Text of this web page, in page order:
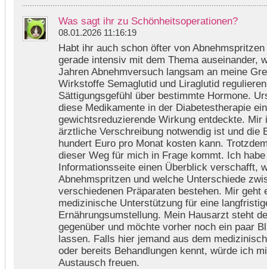
Was sagt ihr zu Schönheitsoperationen?
08.01.2026 11:16:19
Habt ihr auch schon öfter von
gerade intensiv mit dem Thema auseinander,
Jahren Abnehmversuch langsam an meine
Wirkstoffe Semaglutid und Liraglutid
Sättigungsgefühl über bestimmte Hormone.
diese Medikamente in der Diabetestherapie
gewichtsreduzierende Wirkung entdeckte.
ärztliche Verschreibung notwendig ist und die
hundert Euro pro Monat kosten kann.
dieser Weg für mich in Frage kommt. Ich
Informationsseite einen Überblick verschafft,
Abnehmspritzen und welche Unterschiede
verschiedenen Präparaten bestehen. Mir geht
medizinische Unterstützung für eine
Ernährungsumstellung. Mein Hausarzt steht
gegenüber und möchte vorher noch ein paar
lassen. Falls hier jemand aus dem
oder bereits Behandlungen kennt, würde ich
Austausch freuen.